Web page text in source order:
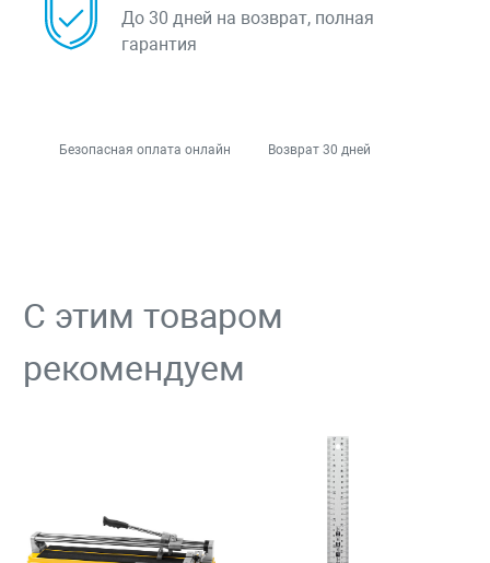
До 30 дней на возврат, полная
гарантия
Безопасная оплата онлайн Возврат 30 дней
С этим товаром
рекомендуем